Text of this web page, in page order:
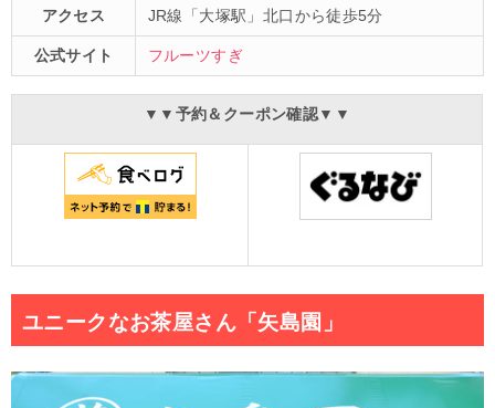
アクセス JR線「大塚駅」北口から徒歩5分
公式サイト フルーツすぎ
▼▼予約＆クーポン確認▼▼
ユニークなお茶屋さん「矢島園」